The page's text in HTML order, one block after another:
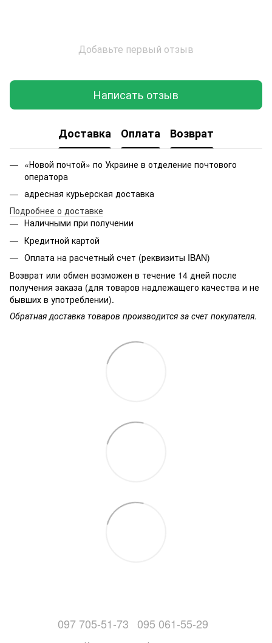
Добавьте первый отзыв
Написать отзыв
Доставка Оплата Возврат
«Новой почтой» по Украине в отделение почтового
оператора
адресная курьерская доставка
Подробнее о доставке
Наличными при получении
Кредитной картой
Оплата на расчетный счет (реквизиты IBAN)
Возврат или обмен возможен в течение 14 дней после
получения заказа (для товаров надлежащего качества и не
бывших в употреблении).
Обратная доставка товаров производится за счет покупателя.
097 705-51-73 095 061-55-29